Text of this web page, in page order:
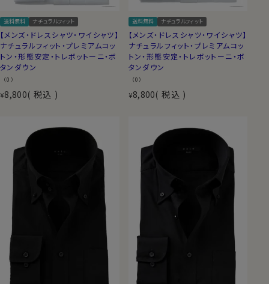
送料無料 ナチュラルフィット
【メンズ・ドレスシャツ・ワイシャツ】
ナチュラルフィット・プレミアムコッ
トン・形態安定・トレボットーニ・ボ
タンダウン
（0）
¥8,800 税込
送料無料 ナチュラルフィット
【メンズ・ドレスシャツ・ワイシャツ】
ナチュラルフィット・プレミアムコッ
トン・形態安定・トレボットーニ・ボ
タンダウン
（0）
¥8,800 税込